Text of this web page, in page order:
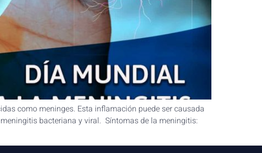
como meninges. Esta inflamación puede ser causada
bacteriana y viral. Síntomas de la meningitis: